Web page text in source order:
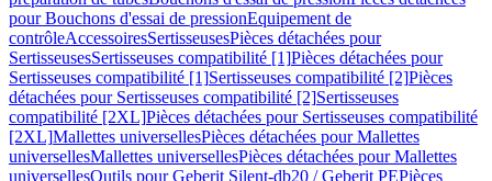
pour Bouchons d'essai de pressionEquipement de
contrôleAccessoiresSertisseusesPièces détachées pour
SertisseusesSertisseuses compatibilité [1]Pièces détachées pour
Sertisseuses compatibilité [1]Sertisseuses compatibilité [2]Pièces
détachées pour Sertisseuses compatibilité [2]Sertisseuses
compatibilité [2XL]Pièces détachées pour Sertisseuses compatibilité
[2XL]Mallettes universellesPièces détachées pour Mallettes
universellesMallettes universellesPièces détachées pour Mallettes
universellesOutils pour Geberit Silent-db20 / Geberit PEPièces